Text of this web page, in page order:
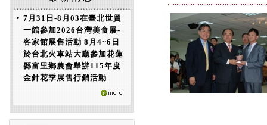
• 7月31日-8月03在臺北世貿
一館參加2026台灣美食展-
客家館展售活動 8月4~6日
於台北火車站大廳參加花蓮
縣富里鄉農會舉辦115年度
金針花季展售行銷活動